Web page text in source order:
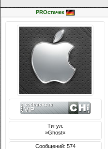
PROстачек
Титул:
»Ghost«
Сообщений: 574